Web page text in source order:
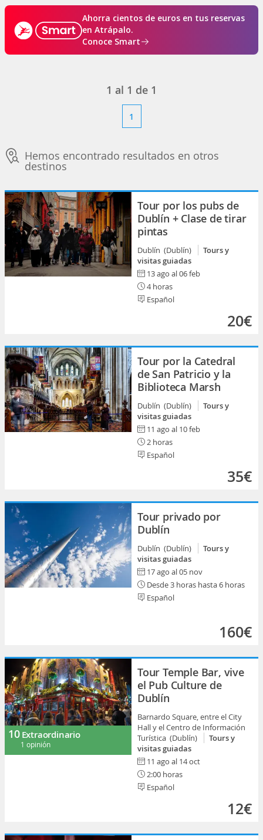
Ahorra cientos de euros en tus reservas
en Atrápalo.
Conoce Smart
1 al 1 de 1
1
Hemos encontrado resultados en otros
destinos
Tour por los pubs de
Dublín + Clase de tirar
pintas
Dublín (Dublín)
Tours y
visitas guiadas
13 ago al 06 feb
4 horas
Español
20€
Tour por la Catedral
de San Patricio y la
Biblioteca Marsh
Dublín (Dublín)
Tours y
visitas guiadas
11 ago al 10 feb
2 horas
Español
35€
Tour privado por
Dublín
Dublín (Dublín)
Tours y
visitas guiadas
17 ago al 05 nov
Desde 3 horas hasta 6 horas
Español
160€
10 Extraordinario
1 opinión
Tour Temple Bar, vive
el Pub Culture de
Dublín
Barnardo Square, entre el City
Hall y el Centro de Información
Turística (Dublín)
Tours y
visitas guiadas
11 ago al 14 oct
2:00 horas
Español
12€